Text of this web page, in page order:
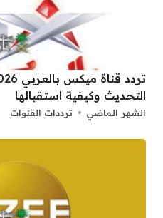
التحديث وكيفية استقبالها
الشهر الماضي ترددات القنوات